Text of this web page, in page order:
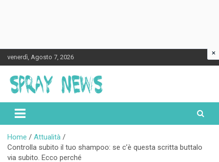
to
content
venerdì, Agosto 7, 2026
Spraynews.it
Home
Attualità
Controlla subito il tuo shampoo: se c’è questa scritta buttalo
via subito. Ecco perché
×